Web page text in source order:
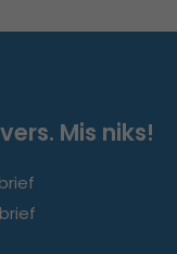
Mis niks!